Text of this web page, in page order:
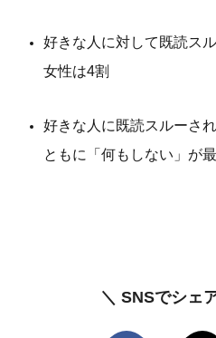
好きな人に対して既読ス
女性は4割
好きな人に既読スルーさ
ともに「何もしない」が
＼ SNSでシェ